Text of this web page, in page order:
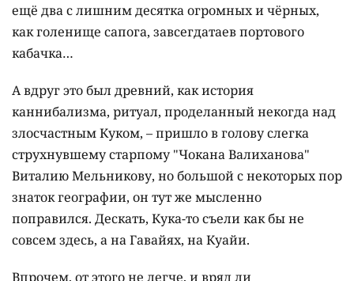
ещё два с лишним десятка огромных и чёрных,
как голенище сапога, завсегдатаев портового
кабачка…
А вдруг это был древний, как история
каннибализма, ритуал, проделанный некогда над
злосчастным Куком, – пришло в голову слегка
струхнувшему старпому "Чокана Валиханова"
Виталию Мельникову, но большой с некоторых пор
знаток географии, он тут же мысленно
поправился. Дескать, Кука-то съели как бы не
совсем здесь, а на Гавайях, на Куайи.
Впрочем, от этого не легче, и вряд ли